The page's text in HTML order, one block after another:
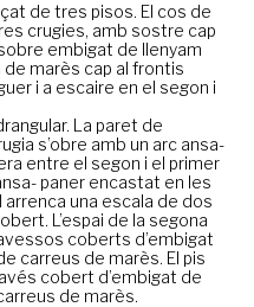
de tres pisos. El cos de
crugies, amb sostre cap
embigat de llenyam
de marès cap al frontis
i a escaire en el segon i
La paret de
s’obre amb un arc ansa-
entre el segon i el primer
paner encastat en les
una escala de dos
L’espai de la segona
coberts d’embigat
carreus de marès. El pis
cobert d’embigat de
de marès.